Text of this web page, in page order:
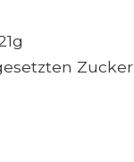
Zucker